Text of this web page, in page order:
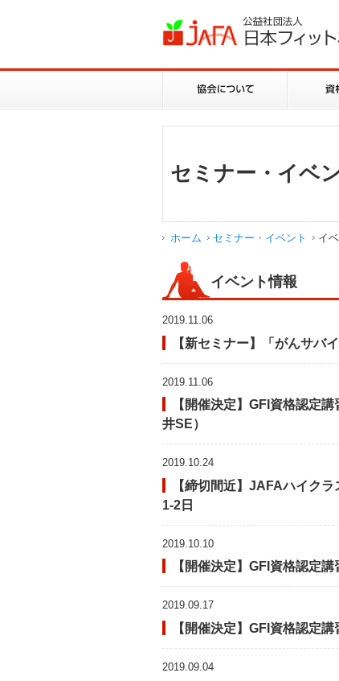
セミナー・イベ
ホーム セミナー・イベント イ
イベント情報
2019.11.06
【新セミナー】「がんサバ
2019.11.06
【開催決定】GFI資格認定
井SE）
2019.10.24
【締切間近】JAFAハイク
1-2日
2019.10.10
【開催決定】GFI資格認定
2019.09.17
【開催決定】GFI資格認定
2019.09.04